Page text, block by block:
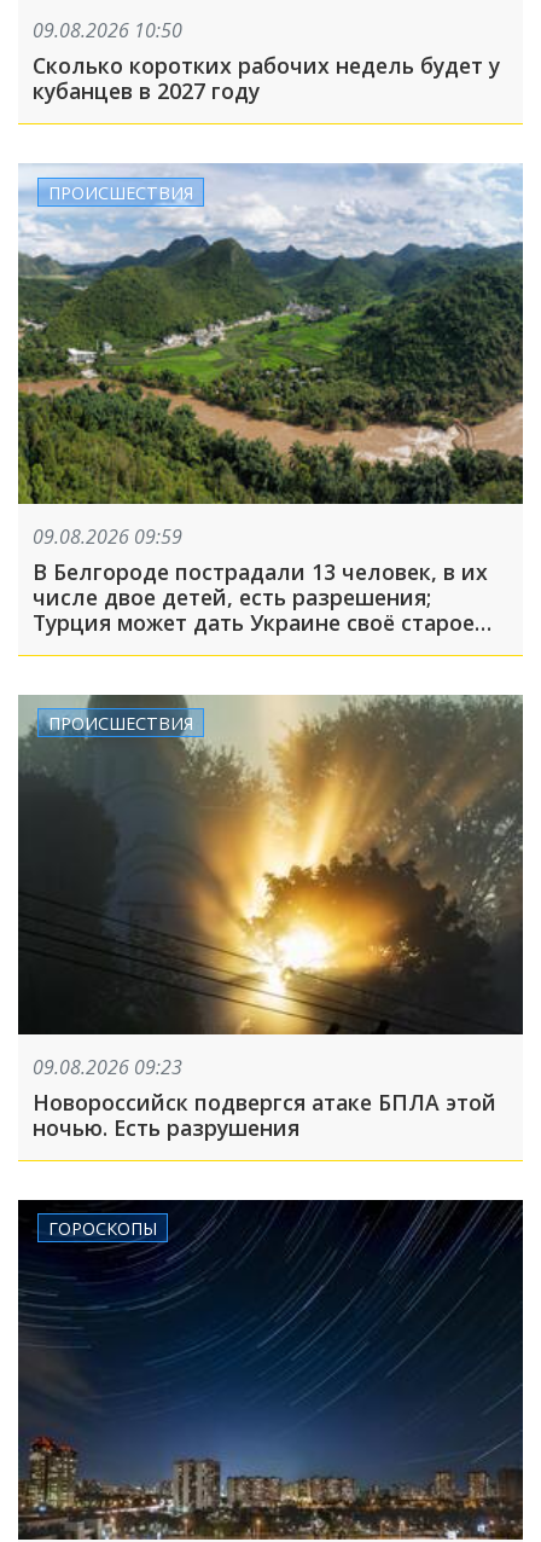
09.08.2026 10:50
Сколько коротких рабочих недель будет у
кубанцев в 2027 году
ПРОИСШЕСТВИЯ
09.08.2026 09:59
В Белгороде пострадали 13 человек, в их
числе двое детей, есть разрешения;
Турция может дать Украине своё старое
ПРОИСШЕСТВИЯ
09.08.2026 09:23
Новороссийск подвергся атаке БПЛА этой
ночью. Есть разрушения
ГОРОСКОПЫ